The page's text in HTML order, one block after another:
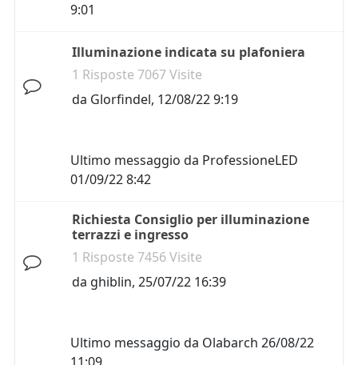
9:01
Illuminazione indicata su plafoniera
1 Risposte 7067 Visite
da Glorfindel, 12/08/22 9:19
Ultimo messaggio da ProfessioneLED
01/09/22 8:42
Richiesta Consiglio per illuminazione
terrazzi e ingresso
1 Risposte 7456 Visite
da ghiblin, 25/07/22 16:39
Ultimo messaggio da Olabarch 26/08/22